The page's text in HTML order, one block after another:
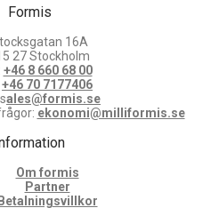
Formis
16A
27 Stockholm
+46 8 660 68 00
+46 70 7177406
ales@formis.se
ekonomi@milliformis.se
Om formis
Partner
Betalningsvillkor